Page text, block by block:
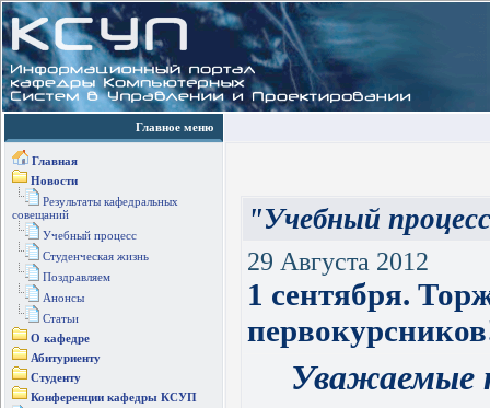
Главное меню
Главная
Новости
Результаты кафедральных
совещаний
Учебный процесс
Студенческая жизнь
Поздравляем
Анонсы
Статьи
О кафедре
Абитуриенту
Студенту
Конференции кафедры КСУП
"Учебный
29 Августа 2012
1 сентября.
Уважаемые